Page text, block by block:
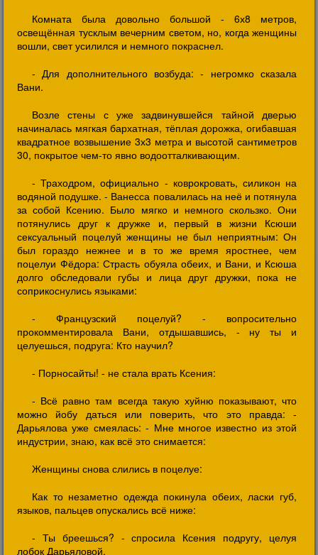
Комната была довольно большой - 6х8 метров,
освещённая тусклым вечерним светом, но, когда женщины
вошли, свет усилился и немного покраснел.
- Для дополнительного возбуда: - негромко сказала
Вани.
Возле стены с уже задвинувшейся тайной дверью
начиналась мягкая бархатная, тёплая дорожка, огибавшая
квадратное возвышение 3х3 метра и высотой сантиметров
30, покрытое чем-то явно водоотталкивающим.
- Траходром, официально - коврокровать, силикон на
водяной подушке. - Ванесса повалилась на неё и потянула
за собой Ксению. Было мягко и немного скользко. Они
потянулись друг к дружке и, первый в жизни Ксюши
сексуальный поцелуй женщины не был неприятным: Он
был гораздо нежнее и в то же время яростнее, чем
поцелуи Фёдора: Страсть обуяла обеих, и Вани, и Ксюша
долго обследовали губы и лица друг дружки, пока не
соприкоснулись языками:
- Французский поцелуй? - вопросительно
прокомментировала Вани, отдышавшись, - ну ты и
целуешься, подруга: Кто научил?
- Порносайты! - не стала врать Ксения:
- Всё равно там всегда такую хуйню показывают, что
можно йобу даться или поверить, что это правда: -
Дарьялова уже смеялась: - Мне многое известно из этой
индустрии, знаю, как всё это снимается:
Женщины снова слились в поцелуе:
Как то незаметно одежда покинула обеих, ласки губ,
языков, пальцев опускались всё ниже:
- Ты бреешься? - спросила Ксения подругу, целуя
лобок Дарьяловой.